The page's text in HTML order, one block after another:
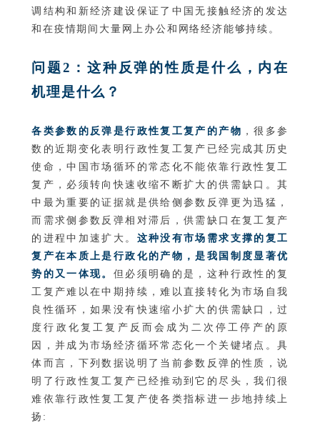
调结构和新经济建设保证了中国无接触经济的发达
和在疫情期间大量网上办公和网络经济能够持续。
问题2：这种反弹的性质是什么，内在
机理是什么？
各类参数的反弹是行政性复工复产的产物 ，很多参
数的近期变化表明行政性复工复产已经完成其历史
使命，中国市场循环的常态化不能依靠行政性复工
复产，必须转向快速收缩不断扩大的供需缺口。其
中最为重要的证据就是供给侧参数反弹更为迅猛，
而需求侧参数反弹相对滞后，供需缺口在复工复产
的进程中加速扩大。 这种没有市场需求支撑的复工
复产在本质上是行政化的产物，是我国制度显著优
势的又一体现。 但必须明确的是，这种行政性的复
工复产难以在中期持续，难以直接转化为市场自我
良性循环，如果没有快速缩小扩大的供需缺口，过
度行政化复工复产反而会成为二次停工停产的原
因，并成为市场经济循环常态化一个关键堵点。具
体而言，下列数据说明了当前参数反弹的性质，说
明了行政性复工复产已经推动到它的尽头，我们很
难依靠行政性复工复产使各类指标进一步地持续上
扬: